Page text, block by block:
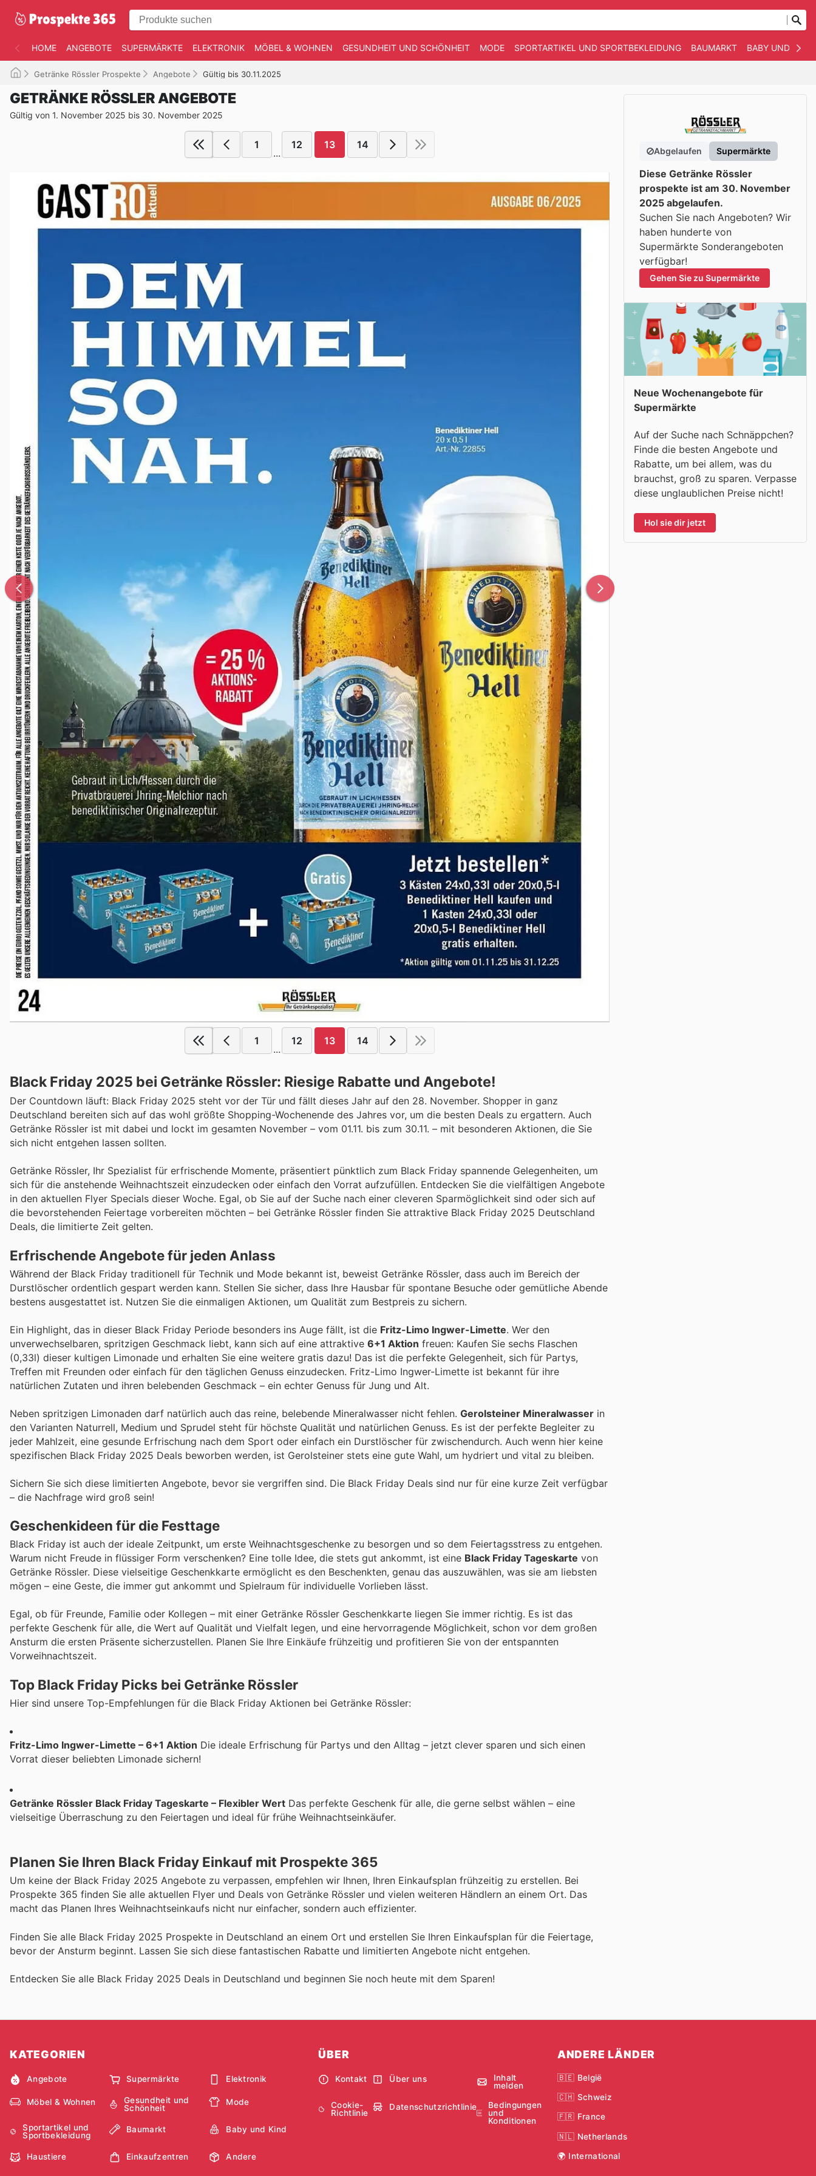
HOME ANGEBOTE SUPERMÄRKTE ELEKTRONIK MÖBEL & WOHNEN GESUNDHEIT UND SCHÖNHEIT MODE SPORTARTIKEL UND SPORTBEKLEIDUNG BAUMARKT BABY UND KIND
Getränke Rössler Prospekte Angebote Gültig bis 30.11.2025
GETRÄNKE RÖSSLER ANGEBOTE
Gültig von 1. November 2025 bis 30. November 2025
1
...
12 13 14
1
...
12 13 14
Black Friday 2025 bei Getränke Rössler: Riesige Rabatte und Angebote!
Der Countdown läuft: Black Friday 2025 steht vor der Tür und fällt dieses Jahr auf den 28. November. Shopper in ganz
Deutschland bereiten sich auf das wohl größte Shopping-Wochenende des Jahres vor, um die besten Deals zu ergattern. Auch
Getränke Rössler ist mit dabei und lockt im gesamten November – vom 01.11. bis zum 30.11. – mit besonderen Aktionen, die Sie
sich nicht entgehen lassen sollten.
Getränke Rössler, Ihr Spezialist für erfrischende Momente, präsentiert pünktlich zum Black Friday spannende Gelegenheiten, um
sich für die anstehende Weihnachtszeit einzudecken oder einfach den Vorrat aufzufüllen. Entdecken Sie die vielfältigen Angebote
in den aktuellen Flyer Specials dieser Woche. Egal, ob Sie auf der Suche nach einer cleveren Sparmöglichkeit sind oder sich auf
die bevorstehenden Feiertage vorbereiten möchten – bei Getränke Rössler finden Sie attraktive Black Friday 2025 Deutschland
Deals, die limitierte Zeit gelten.
Erfrischende Angebote für jeden Anlass
Während der Black Friday traditionell für Technik und Mode bekannt ist, beweist Getränke Rössler, dass auch im Bereich der
Durstlöscher ordentlich gespart werden kann. Stellen Sie sicher, dass Ihre Hausbar für spontane Besuche oder gemütliche Abende
bestens ausgestattet ist. Nutzen Sie die einmaligen Aktionen, um Qualität zum Bestpreis zu sichern.
Ein Highlight, das in dieser Black Friday Periode besonders ins Auge fällt, ist die Fritz-Limo Ingwer-Limette. Wer den
unverwechselbaren, spritzigen Geschmack liebt, kann sich auf eine attraktive 6+1 Aktion freuen: Kaufen Sie sechs Flaschen
(0,33l) dieser kultigen Limonade und erhalten Sie eine weitere gratis dazu! Das ist die perfekte Gelegenheit, sich für Partys,
Treffen mit Freunden oder einfach für den täglichen Genuss einzudecken. Fritz-Limo Ingwer-Limette ist bekannt für ihre
natürlichen Zutaten und ihren belebenden Geschmack – ein echter Genuss für Jung und Alt.
Neben spritzigen Limonaden darf natürlich auch das reine, belebende Mineralwasser nicht fehlen. Gerolsteiner Mineralwasser in
den Varianten Naturrell, Medium und Sprudel steht für höchste Qualität und natürlichen Genuss. Es ist der perfekte Begleiter zu
jeder Mahlzeit, eine gesunde Erfrischung nach dem Sport oder einfach ein Durstlöscher für zwischendurch. Auch wenn hier keine
spezifischen Black Friday 2025 Deals beworben werden, ist Gerolsteiner stets eine gute Wahl, um hydriert und vital zu bleiben.
Sichern Sie sich diese limitierten Angebote, bevor sie vergriffen sind. Die Black Friday Deals sind nur für eine kurze Zeit verfügbar
– die Nachfrage wird groß sein!
Geschenkideen für die Festtage
Black Friday ist auch der ideale Zeitpunkt, um erste Weihnachtsgeschenke zu besorgen und so dem Feiertagsstress zu entgehen.
Warum nicht Freude in flüssiger Form verschenken? Eine tolle Idee, die stets gut ankommt, ist eine Black Friday Tageskarte von
Getränke Rössler. Diese vielseitige Geschenkkarte ermöglicht es den Beschenkten, genau das auszuwählen, was sie am liebsten
mögen – eine Geste, die immer gut ankommt und Spielraum für individuelle Vorlieben lässt.
Egal, ob für Freunde, Familie oder Kollegen – mit einer Getränke Rössler Geschenkkarte liegen Sie immer richtig. Es ist das
perfekte Geschenk für alle, die Wert auf Qualität und Vielfalt legen, und eine hervorragende Möglichkeit, schon vor dem großen
Ansturm die ersten Präsente sicherzustellen. Planen Sie Ihre Einkäufe frühzeitig und profitieren Sie von der entspannten
Vorweihnachtszeit.
Top Black Friday Picks bei Getränke Rössler
Hier sind unsere Top-Empfehlungen für die Black Friday Aktionen bei Getränke Rössler:
Fritz-Limo Ingwer-Limette – 6+1 Aktion Die ideale Erfrischung für Partys und den Alltag – jetzt clever sparen und sich einen
Vorrat dieser beliebten Limonade sichern!
Getränke Rössler Black Friday Tageskarte – Flexibler Wert Das perfekte Geschenk für alle, die gerne selbst wählen – eine
vielseitige Überraschung zu den Feiertagen und ideal für frühe Weihnachtseinkäufer.
Planen Sie Ihren Black Friday Einkauf mit Prospekte 365
Um keine der Black Friday 2025 Angebote zu verpassen, empfehlen wir Ihnen, Ihren Einkaufsplan frühzeitig zu erstellen. Bei
Prospekte 365 finden Sie alle aktuellen Flyer und Deals von Getränke Rössler und vielen weiteren Händlern an einem Ort. Das
macht das Planen Ihres Weihnachtseinkaufs nicht nur einfacher, sondern auch effizienter.
Finden Sie alle Black Friday 2025 Prospekte in Deutschland an einem Ort und erstellen Sie Ihren Einkaufsplan für die Feiertage,
bevor der Ansturm beginnt. Lassen Sie sich diese fantastischen Rabatte und limitierten Angebote nicht entgehen.
Entdecken Sie alle Black Friday 2025 Deals in Deutschland und beginnen Sie noch heute mit dem Sparen!
Abgelaufen Supermärkte
Diese Getränke Rössler
prospekte ist am 30. November
2025 abgelaufen.
Suchen Sie nach Angeboten? Wir
haben hunderte von
Supermärkte Sonderangeboten
verfügbar!
Gehen Sie zu Supermärkte
Neue Wochenangebote für
Supermärkte
Auf der Suche nach Schnäppchen?
Finde die besten Angebote und
Rabatte, um bei allem, was du
brauchst, groß zu sparen. Verpasse
diese unglaublichen Preise nicht!
Hol sie dir jetzt
KATEGORIEN
Angebote Supermärkte Elektronik
Möbel & Wohnen
Gesundheit und
Schönheit
Mode
Sportartikel und
Sportbekleidung
Baumarkt Baby und Kind
Haustiere Einkaufzentren Andere
ÜBER
Kontakt Über uns
Inhalt
melden
Cookie-
Richtlinie
Datenschutzrichtlinie
Bedingungen
und
Konditionen
ANDERE LÄNDER
🇧🇪 België
🇨🇭 Schweiz
🇫🇷 France
🇳🇱 Netherlands
🌍 International